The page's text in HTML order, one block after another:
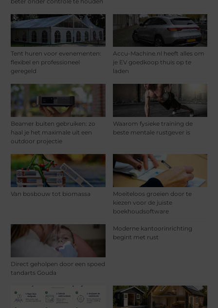
Tent huren voor evenementen:
flexibel en professioneel
geregeld
Accu-Machine.nl heeft alles om
je EV goedkoop thuis op te
laden
Beamer buiten gebruiken: zo
haal je het maximale uit een
outdoor projectie
Waarom fysieke training de
beste mentale rustgever is
Van bosbouw tot biomassa
Moeiteloos groeien door te
kiezen voor de juiste
boekhoudsoftware
Direct geholpen door een spoed
tandarts Gouda
Moderne kantoorinrichting
begint met rust